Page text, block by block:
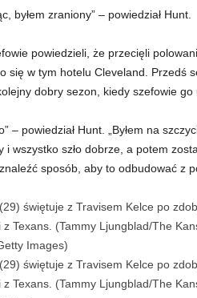
byłem zraniony” – powiedział Hunt.
powiedzieli, że przecięli
się w tym hotelu Cleveland. Przedś
dobry sezon, kiedy szefowie go
– powiedział Hunt. „Byłem na
i wszystko szło dobrze, a potem
sposób, aby to odbudować z